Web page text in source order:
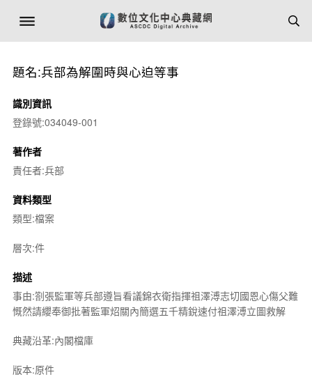
題名:兵部為解圍時與心迫等事
識別資訊
登錄號:034049-001
著作者
責任者:兵部
資料類型
類型:檔案
層次:件
描述
事由:劄張監軍等兵部遵旨看議錦衣衛指揮祖澤溥志切國恩心傷父難
慨然請纓奉御批著監軍炤關內簡選五千精銳速付祖澤溥立圖救解
典藏沿革:內閣檔庫
版本:原件